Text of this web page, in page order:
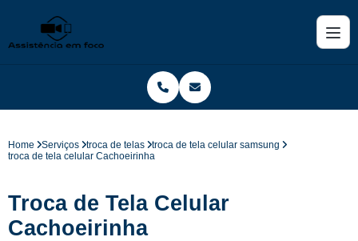
Home Serviços troca de telas
troca de tela celular samsung
troca de tela celular Cachoeirinha
Troca de Tela Celular
Cachoeirinha